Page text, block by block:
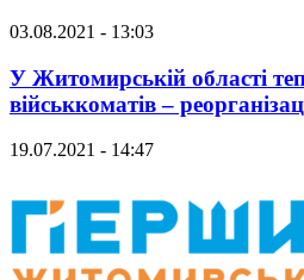
03.08.2021 - 13:03
У Житомирській області
військкоматів –
19.07.2021 - 14:47